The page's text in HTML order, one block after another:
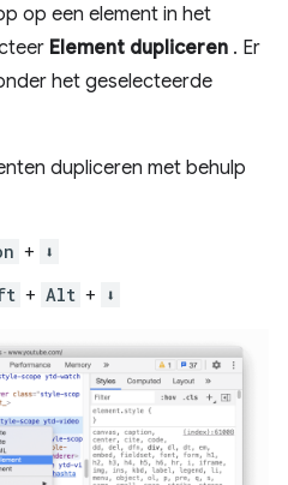
op een element in het
Element dupliceren . Er
het geselecteerde
dupliceren met behulp
+ ⬇️
+ Alt + ⬇️